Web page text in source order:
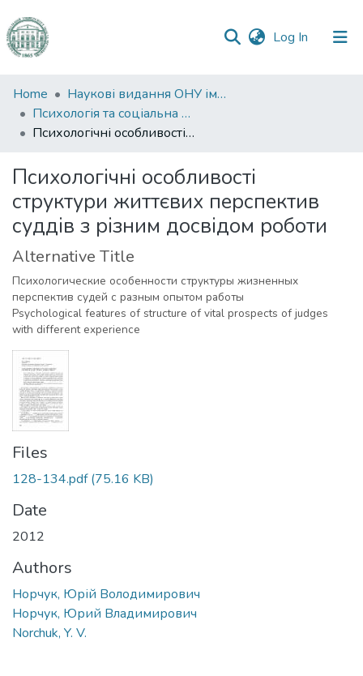
Log In (current)
Communities
&
Collections
Statistics
Home
Наукові видання ОНУ імені І. І. Мечникова
Психологія та соціальна робота
Психологічні особливості структури життєвих перспектив суддів з різним досвідом роботи
Психологічні особливості
структури життєвих перспектив
суддів з різним досвідом роботи
Alternative Title
Психологические особенности структуры жизненных
перспектив судей с разным опытом работы
Psychological features of structure of vital prospects of judges
with different experience
Files
128-134.pdf(75.16 KB)
Date
2012
Authors
Норчук, Юрій Володимирович
Норчук, Юрий Владимирович
Norchuk, Y. V.